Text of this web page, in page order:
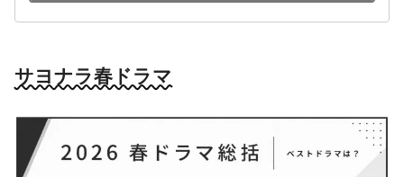
サヨナラ春ドラマ